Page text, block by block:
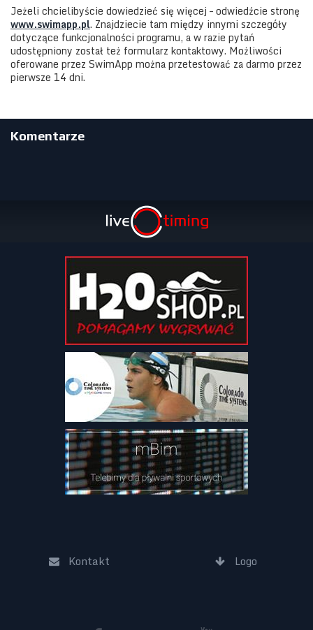
Jeżeli chcielibyście dowiedzieć się więcej – odwiedźcie stronę
www.swimapp.pl. Znajdziecie tam między innymi szczegóły
dotyczące funkcjonalności programu, a w razie pytań
udostępniony został też formularz kontaktowy. Możliwości
oferowane przez SwimApp można przetestować za darmo przez
pierwsze 14 dni.
Komentarze
Kontakt Logo